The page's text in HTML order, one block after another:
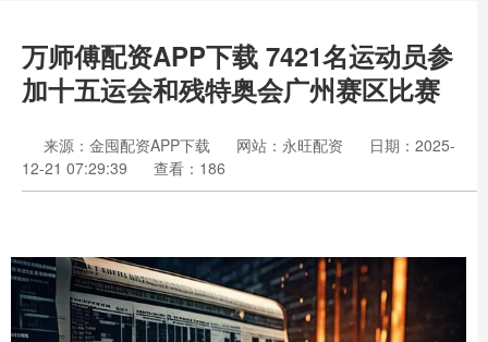
万师傅配资APP下载 7421名运动员参
加十五运会和残特奥会广州赛区比赛
来源：金囤配资APP下载 网站：永旺配资
日期：2025-
12-21 07:29:39
查看：186